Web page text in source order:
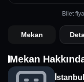
Bilet
Mekan
Mekan